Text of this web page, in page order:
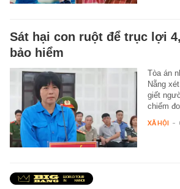
Sát hại con ruột để trục lợi
bảo hiểm
Tòa án
Nẵng
giết
chiếm
XÃ HỘI -